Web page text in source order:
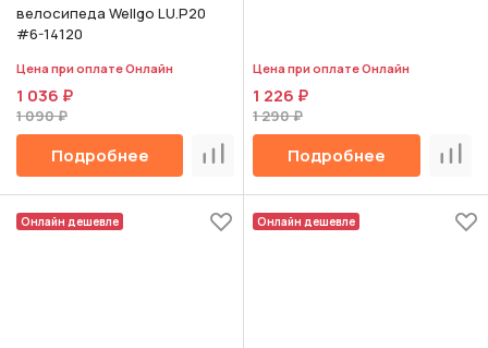
велосипеда Wellgo LU.P20
#6-14120
Цена при оплате Онлайн
1 036 ₽
1 090 ₽
Подробнее Сравнить
Цена при оплате Онлайн
1 226 ₽
1 290 ₽
Подробнее
Онлайн дешевле Онлайн дешевле